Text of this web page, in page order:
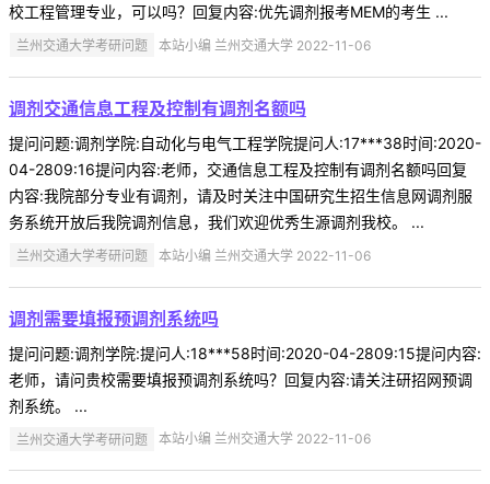
校工程管理专业，可以吗？回复内容:优先调剂报考MEM的考生 ...
兰州交通大学考研问题 本站小编 兰州交通大学 2022-11-06
调剂交通信息工程及控制有调剂名额吗
提问问题:调剂学院:自动化与电气工程学院提问人:17***38时间:2020-
04-2809:16提问内容:老师，交通信息工程及控制有调剂名额吗回复
内容:我院部分专业有调剂，请及时关注中国研究生招生信息网调剂服
务系统开放后我院调剂信息，我们欢迎优秀生源调剂我校。 ...
兰州交通大学考研问题 本站小编 兰州交通大学 2022-11-06
调剂需要填报预调剂系统吗
提问问题:调剂学院:提问人:18***58时间:2020-04-2809:15提问内容:
老师，请问贵校需要填报预调剂系统吗？回复内容:请关注研招网预调
剂系统。 ...
兰州交通大学考研问题 本站小编 兰州交通大学 2022-11-06